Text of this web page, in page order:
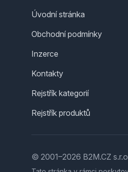
Úvodní stránka
Obchodní podmínky
Inzerce
Kontakty
Rejstřík kategorií
Rejstřík produktů
© 2001–2026 B2M.CZ